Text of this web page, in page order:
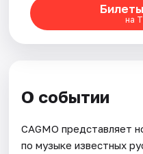
на
О событии
CAGMO представляет
по музыке известных